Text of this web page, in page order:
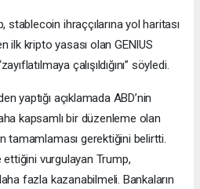
stablecoin ihraççılarına yol haritası
ilk kripto yasası olan GENIUS
çalışıldığını” söyledi.
yaptığı açıklamada ABD’nin
kapsamlı bir düzenleme olan
tamamlaması gerektiğini belirtti.
ettiğini vurgulayan Trump,
fazla kazanabilmeli. Bankaların